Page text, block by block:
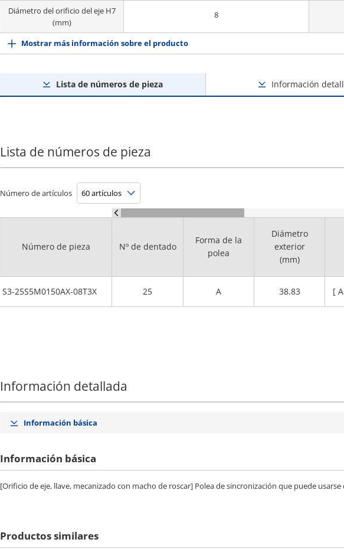
Diámetro del orificio del eje H7
(mm)
8
Mostrar más información sobre el producto
Lista de números de pieza Información
Lista de números de pieza
Número de artículos
Número de pieza
S3-25S5M0150AX-08T3X
Nº de dentado
Forma de la
polea
Diámetro
exterior
(mm)
25 A 38.83 [
Información detallada
Información básica
Información básica
[Orificio de eje, llave, mecanizado con macho de roscar] Polea de sincronización que puede
Productos similares